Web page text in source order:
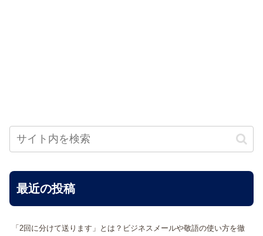
最近の投稿
「2回に分けて送ります」とは？ビジネスメールや敬語の使い方を徹